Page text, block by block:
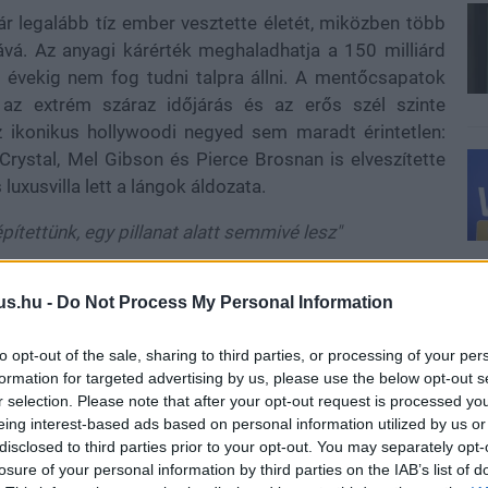
- Do Not Process My Personal Information
opt-out of the sale, sharing to third parties, or processing of your
for targeted advertising by us, please use the below opt-out
selection. Please note that after your opt-out request is processed
interest-based ads based on personal information utilized by us
to third parties prior to your opt-out. You may separately
of your personal information by third parties on the IAB’s list of
legalább tíz ember vesztette életét, miközben több
Az anyagi kárérték meghaladhatja a 150 milliárd
nem fog tudni talpra állni. A mentőcsapatok
extrém száraz időjárás és az erős szél szinte
ikonikus hollywoodi negyed sem maradt érintetlen:
Mel Gibson és Pierce Brosnan is elveszítette
lett a lángok áldozata.
egy pillanat alatt semmivé lesz"
szemtanúja volt otthona pusztulásának.
is súlyosan megsínylik a helyzetet. A szél által
újabb területeken üt ki, miközben a lakosság
figyelmeztetnek, hogy a tűzveszély még több hétig